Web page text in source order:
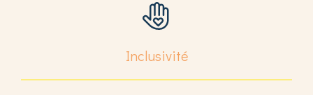
Inclusivité